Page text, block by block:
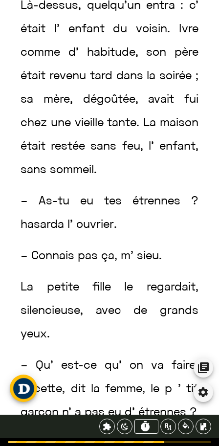
Là-dessus, quelqu’un entra : c’
était l’ enfant duvoisin. Ivre
comme d’ habitude, son père
était revenu tard dans la soirée ;
sa mère, dégoûtée, avait fui
chez une vieilletante. La maison
était restée sans feu, l’ enfant,
sans sommeil .
–As-tu eu tes étrennes ?
hasarda l’ ouvrier.
– Connais pas ça, m’ sieu.
La petitefille le regardait,
silencieuse, avec de grands
yeux.
– Qu’ est-ce qu’ on va faire ,
Lucette, dit la femme, le p ’ tit
garçonn’apaseud’étrennes?